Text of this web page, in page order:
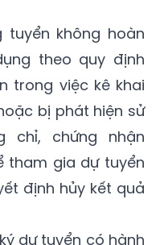
tuyển không hoàn
theo quy định
trong việc kê khai
bị phát hiện sử
chỉ, chứng nhận
tham gia dự tuyển
định hủy kết quả
dự tuyển có hành